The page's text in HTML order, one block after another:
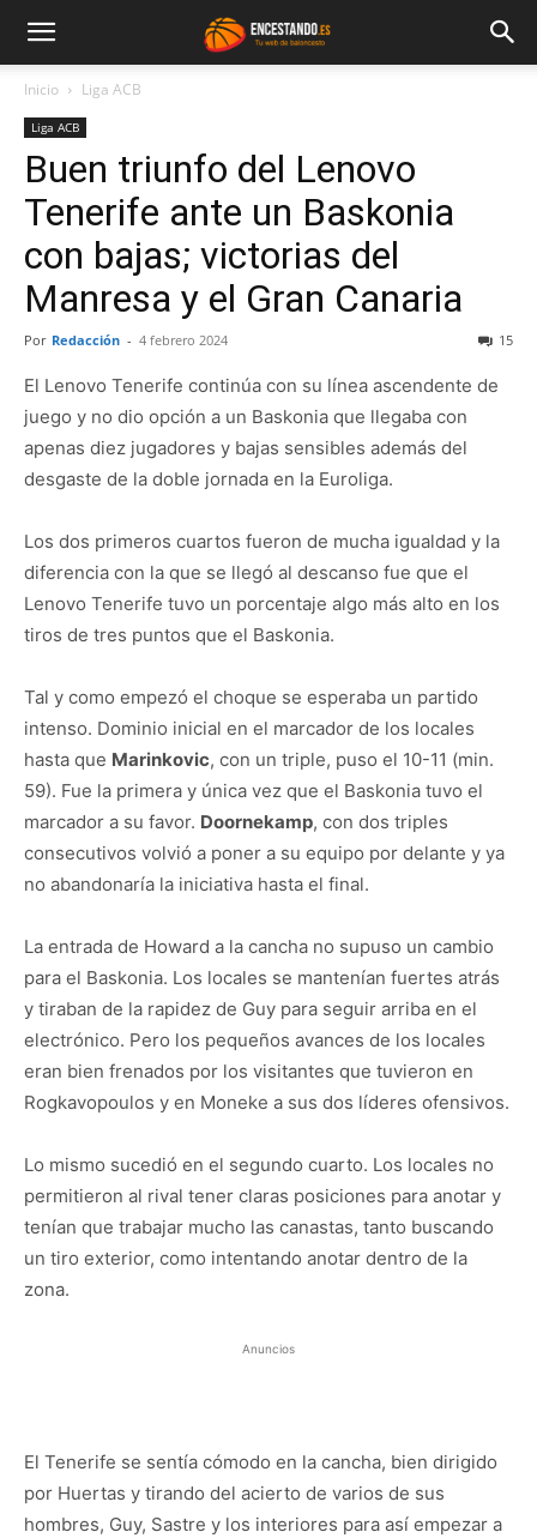
Inicio Liga ACB
Liga ACB
Buen triunfo del Lenovo
Tenerife ante un Baskonia
con bajas; victorias del
Manresa y el Gran Canaria
Por Redacción - 4 febrero 2024 15
El Lenovo Tenerife continúa con su línea ascendente de
juego y no dio opción a un Baskonia que llegaba con
apenas diez jugadores y bajas sensibles además del
desgaste de la doble jornada en la Euroliga.
Los dos primeros cuartos fueron de mucha igualdad y la
diferencia con la que se llegó al descanso fue que el
Lenovo Tenerife tuvo un porcentaje algo más alto en los
tiros de tres puntos que el Baskonia.
Tal y como empezó el choque se esperaba un partido
intenso. Dominio inicial en el marcador de los locales
hasta que Marinkovic, con un triple, puso el 10-11 (min.
59). Fue la primera y única vez que el Baskonia tuvo el
marcador a su favor. Doornekamp, con dos triples
consecutivos volvió a poner a su equipo por delante y ya
no abandonaría la iniciativa hasta el final.
La entrada de Howard a la cancha no supuso un cambio
para el Baskonia. Los locales se mantenían fuertes atrás
y tiraban de la rapidez de Guy para seguir arriba en el
electrónico. Pero los pequeños avances de los locales
eran bien frenados por los visitantes que tuvieron en
Rogkavopoulos y en Moneke a sus dos líderes ofensivos.
Lo mismo sucedió en el segundo cuarto. Los locales no
permitieron al rival tener claras posiciones para anotar y
tenían que trabajar mucho las canastas, tanto buscando
un tiro exterior, como intentando anotar dentro de la
zona.
Anuncios
El Tenerife se sentía cómodo en la cancha, bien dirigido
por Huertas y tirando del acierto de varios de sus
hombres, Guy, Sastre y los interiores para así empezar a